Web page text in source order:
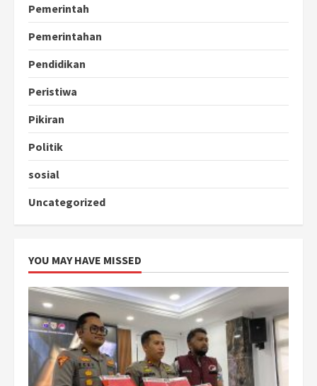
Pemerintah
Pemerintahan
Pendidikan
Peristiwa
Pikiran
Politik
sosial
Uncategorized
YOU MAY HAVE MISSED